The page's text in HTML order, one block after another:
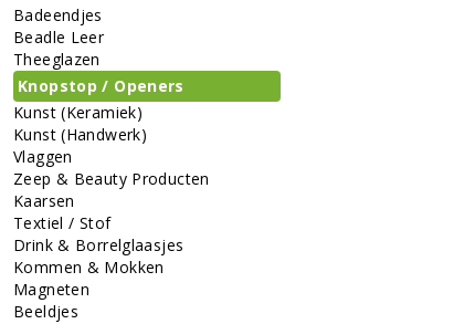
Badeendjes
Beadle Leer
Theeglazen
Knopstop / Openers
Kunst (keramiek)
Kunst (handwerk)
Vlaggen
Zeep & Beauty Producten
Kaarsen
Textiel / Stof
Drink & Borrelglaasjes
Kommen & Mokken
Magneten
Beeldjes